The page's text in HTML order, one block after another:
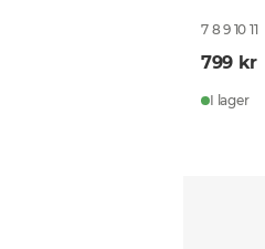
7 8 9 10 11
799 kr
I lager